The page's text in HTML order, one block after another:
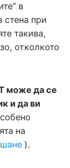
в
стена при
такива,
отколкото
може да се
и да ви
на
).